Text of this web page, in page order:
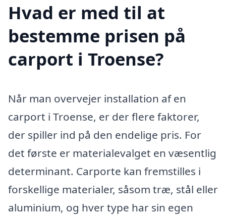
Hvad er med til at
bestemme prisen på
carport i Troense?
Når man overvejer installation af en
carport i Troense, er der flere faktorer,
der spiller ind på den endelige pris. For
det første er materialevalget en væsentlig
determinant. Carporte kan fremstilles i
forskellige materialer, såsom træ, stål eller
aluminium, og hver type har sin egen